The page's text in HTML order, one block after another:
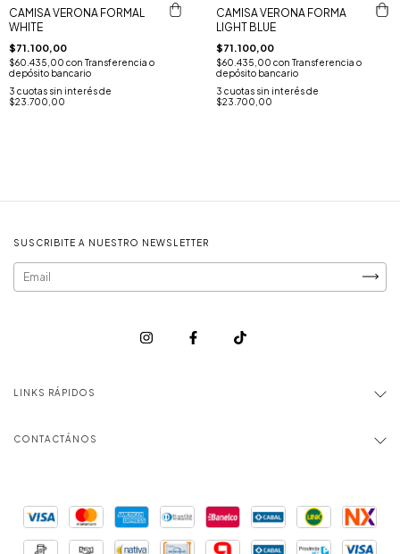
CAMISA VERONA FORMAL
WHITE
$71.100,00
$60.435,00 con Transferencia o
depósito bancario
3 cuotas sin interés de
$23.700,00
CAMISA VERONA FORMA
LIGHT BLUE
$71.100,00
$60.435,00 con Transferencia o
depósito bancario
3 cuotas sin interés de
$23.700,00
SUSCRIBITE A NUESTRO NEWSLETTER
LINKS RÁPIDOS
CONTACTÁNOS